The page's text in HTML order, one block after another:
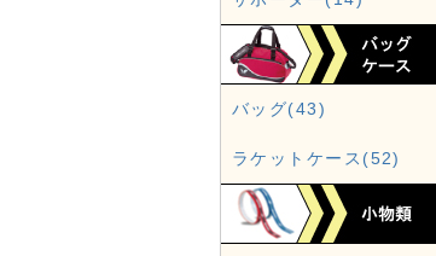
バッグ(43)
ラケットケース(52)